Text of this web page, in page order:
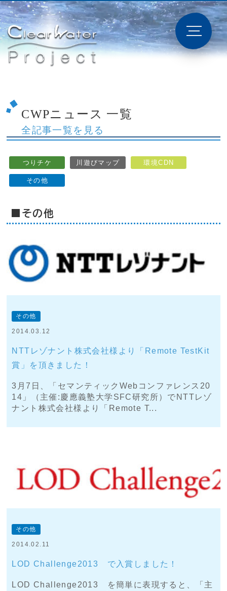
CWPニュース 一覧
全記事一覧を見る
つりチケ 川遊びマップ 環境CDN
その他
■その他
その他
2014.03.12
NTTレゾナント株式会社様より「Remote TestKit
賞」を頂きました！
3月7日、「セマンティックWebコンファレンス20
14」（主催:慶應義塾大学SFC研究所）でNTTレゾ
ナント株式会社様より「Remote T...
その他
2014.02.11
LOD Challenge2013 で入賞しました！
LOD Challenge2013 を簡単に表現すると、「主